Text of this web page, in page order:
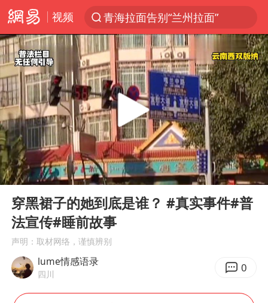
视频
青海拉面告别“兰州拉面”
以“新”破局 首发经济点亮城市消费活力
U17国足三战全胜
青海海西州茫崖市发生3.1级地震
我国编制完成新版全月地质图
台风白海豚登陆地点更新
巡查组提问 工作人员偷用手机查答案
看守所辅警收受10万获刑1年
多地要求领导干部带头休假
台风白海豚进入48小时警戒线
宇树科技发行价格150.80元/股
外交部发言人就广岛核爆81周年等答记者问
佛得角门将亮相智利俱乐部主场
Play
00:00 09:57
穿黑裙子的她到底是谁？ #真实事件#普
法宣传#睡前故事
声明：取材网络，谨慎辨别
lume情感语录
四川 0